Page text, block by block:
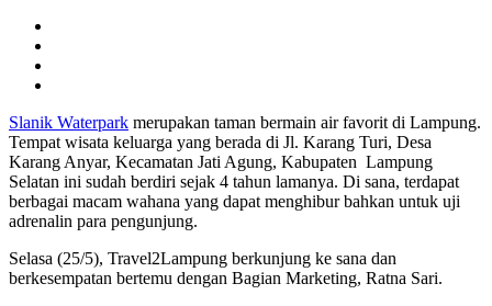
Slanik Waterpark merupakan taman bermain air favorit di Lampung.
Tempat wisata keluarga yang berada di Jl. Karang Turi, Desa
Karang Anyar, Kecamatan Jati Agung, Kabupaten Lampung
Selatan ini sudah berdiri sejak 4 tahun lamanya. Di sana, terdapat
berbagai macam wahana yang dapat menghibur bahkan untuk uji
adrenalin para pengunjung.
Selasa (25/5), Travel2Lampung berkunjung ke sana dan
berkesempatan bertemu dengan Bagian Marketing, Ratna Sari.